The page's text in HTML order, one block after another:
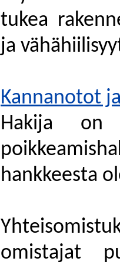
tukea
ja
Kannanotot
Hakija on
hankkeesta
omistajat